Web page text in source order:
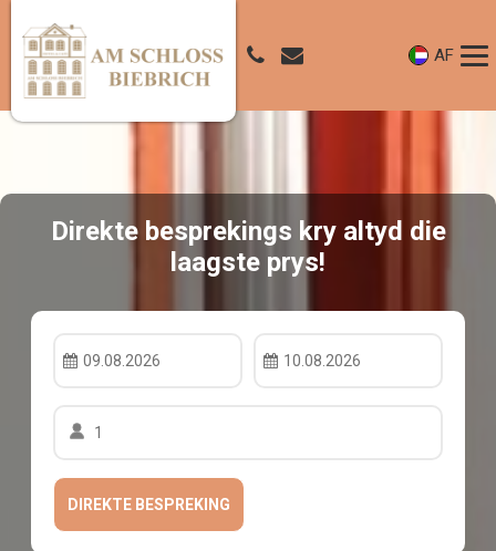
AF
Direkte besprekings kry altyd die
laagste prys!
09.08.2026 10.08.2026
1